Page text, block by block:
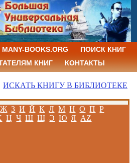
BOOKS.ORG
ПОИСК КНИГ
КНИГ
КОНТАКТЫ
ИСКАТЬ КНИГУ В БИБЛИОТЕКЕ
Ж З И Й К Л М Н О П Р
Ц Ч Ш Щ Э Ю Я AZ